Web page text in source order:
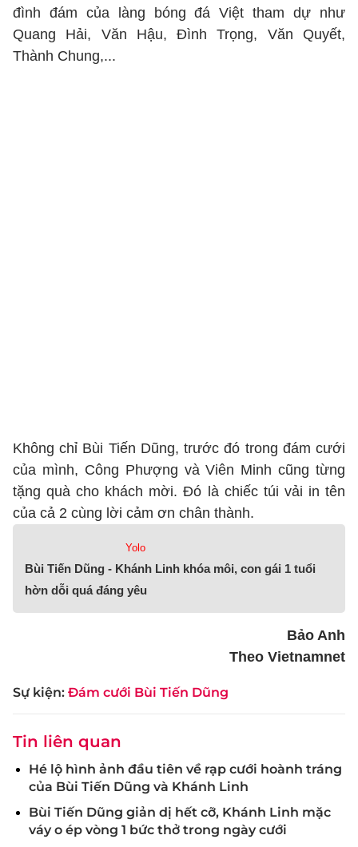
Sự kiện: Đám cưới Bùi Tiến Dũng
đình đám của làng bóng đá Việt tham dự như
Quang Hải, Văn Hậu, Đình Trọng, Văn Quyết,
Thành Chung,...
Không chỉ Bùi Tiến Dũng, trước đó trong đám cưới
của mình, Công Phượng và Viên Minh cũng từng
tặng quà cho khách mời. Đó là chiếc túi vải in tên
của cả 2 cùng lời cảm ơn chân thành.
Yolo
Bùi Tiến Dũng - Khánh Linh khóa môi, con gái 1 tuổi
hờn dỗi quá đáng yêu
Bảo Anh
Theo Vietnamnet
Tin liên quan
Hé lộ hình ảnh đầu tiên về rạp cưới hoành tráng
của Bùi Tiến Dũng và Khánh Linh
Bùi Tiến Dũng giản dị hết cỡ, Khánh Linh mặc
váy o ép vòng 1 bức thở trong ngày cưới